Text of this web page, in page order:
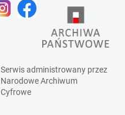
Serwis administrowany przez
Narodowe Archiwum
Cyfrowe